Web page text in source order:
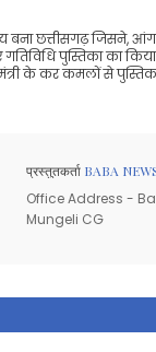
बना छत्तीसगढ़ जिसने,
पुस्तिका का किया
के कर कमलों से
प्रस्तुतकर्ता BABA
Office Address -
Mungeli CG